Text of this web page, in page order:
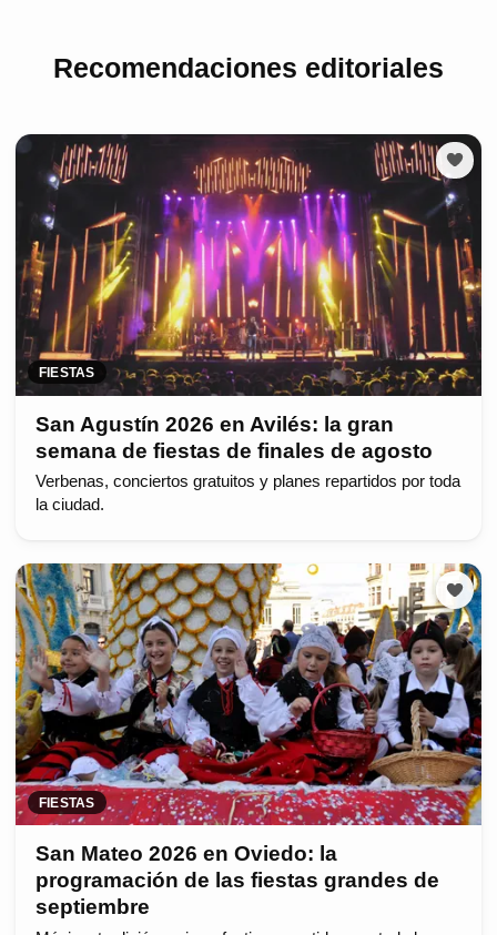
Recomendaciones editoriales
FIESTAS
San Agustín 2026 en Avilés: la gran
semana de fiestas de finales de agosto
Verbenas, conciertos gratuitos y planes repartidos por toda
la ciudad.
FIESTAS
San Mateo 2026 en Oviedo: la
programación de las fiestas grandes de
septiembre